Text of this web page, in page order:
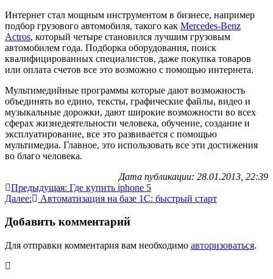
Интернет стал мощным инструментом в бизнесе, например
подбор грузового автомобиля, такого как Mercedes-Benz
Actros, который четыре становился лучшим грузовым
автомобилем года. Подборка оборудования, поиск
квалифицированных специалистов, даже покупка товаров
или оплата счетов все это возможно с помощью интернета.
Мультимедийные программы которые дают возможность
объединять во едино, тексты, графические файлы, видео и
музыкальные дорожки, дают широкие возможности во всех
сферах жизнедеятельности человека, обучение, создание и
эксплуатирование, все это развивается с помощью
мультимедиа. Главное, это использовать все эти достижения
во благо человека.
Дата публикации: 28.01.2013, 22:39
Навигация
по
записям
Предыдущая: Где купить iphone 5
Далее:
Автоматизация на базе 1С: быстрый старт
Добавить комментарий
Для отправки комментария вам необходимо авторизоваться.